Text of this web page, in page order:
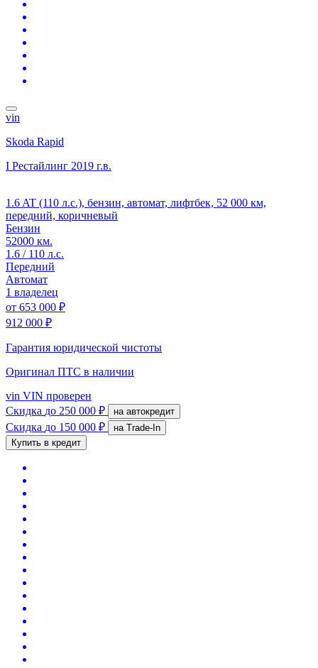
vin
Skoda Rapid
I Рестайлинг 2019 г.в.
1.6 AT (110 л.с.), бензин, автомат, лифтбек, 52 000 км,
передний, коричневый
Бензин
52000 км.
1.6 / 110 л.с.
Передний
Автомат
1 владелец
от 653 000 ₽
912 000 ₽
Гарантия юридической чистоты
Оригинал ПТС в наличии
vin VIN проверен
Скидка до 250 000 ₽ на автокредит
Скидка до 150 000 ₽
на Trade-In
Купить в кредит